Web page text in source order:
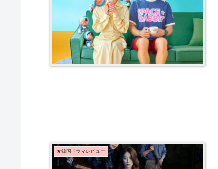
★韓国ドラマレビュー